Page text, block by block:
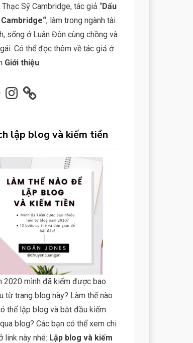
Thạc Sỹ Cambridge, tác giả “Dấu
“, làm trong ngành tài
sống ở Luân Đôn cùng chồng và
Có thể đọc thêm về tác giả ở
Giới thiệu.
Instagram
lập blog và kiếm tiền
2020 mình đã kiếm được bao
từ trang blog này? Làm thế nào
thể lập blog và bắt đầu kiếm
blog? Các bạn có thể xem chi
link này nhé: Lập blog và kiếm